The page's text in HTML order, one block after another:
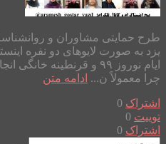
طرح حمایتی مشاوران و
یزد به صورت لایوهای دو نفره
چرا معمولاً ن... ادامه متن
اشتراک 0
توییت 0
اشتراک 0